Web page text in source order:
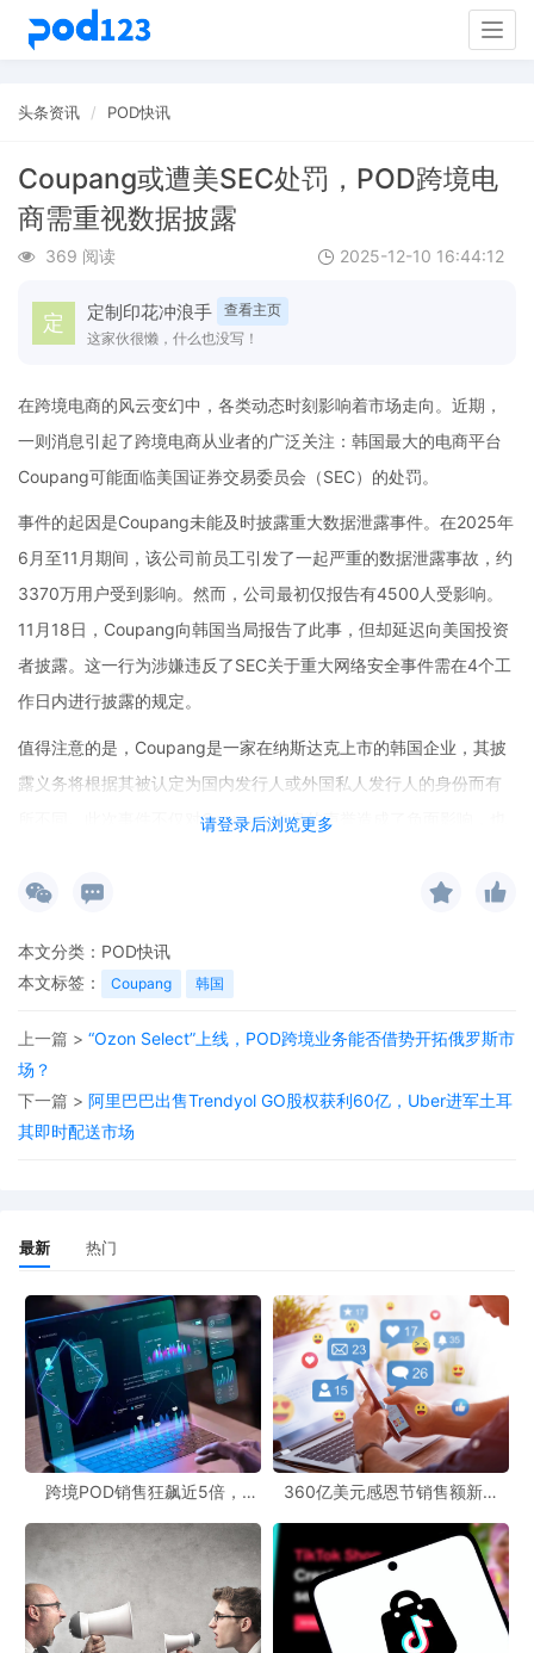
头条资讯 POD快讯
Coupang或遭美SEC处罚，POD跨境电
商需重视数据披露
369 阅读 2025-12-10 16:44:12
定制印花冲浪手
查看主页
这家伙很懒，什么也没写！
请登录后浏览更多
在跨境电商的风云变幻中，各类动态时刻影响着市场走向。近期，
一则消息引起了跨境电商从业者的广泛关注：韩国最大的电商平台
Coupang可能面临美国证券交易委员会（SEC）的处罚。
事件的起因是Coupang未能及时披露重大数据泄露事件。在2025年
6月至11月期间，该公司前员工引发了一起严重的数据泄露事故，约
3370万用户受到影响。然而，公司最初仅报告有4500人受影响。
11月18日，Coupang向韩国当局报告了此事，但却延迟向美国投资
者披露。这一行为涉嫌违反了SEC关于重大网络安全事件需在4个工
作日内进行披露的规定。
值得注意的是，Coupang是一家在纳斯达克上市的韩国企业，其披
露义务将根据其被认定为国内发行人或外国私人发行人的身份而有
所不同。此次事件不仅对Coupang自身的声誉造成了负面影响，也
对于POD（Print-on-Demand，按需印刷）资源网站和POD电商平
大环境下，数据安全和信息披露的合规性至关重要。POD资源网站
及时准确披露，以避免类似的风险。
从跨境市场前景来看，虽然此次事件给Coupang带来了挑战，但跨
境电商市场依然具有巨大的发展潜力。随着全球消费者对个性化商
本文分类： POD快讯
本文标签：
Coupang 韩国
上一篇 > “Ozon Select”上线，POD跨境业务能否借势开拓俄罗斯市
场？
下一篇 > 阿里巴巴出售Trendyol GO股权获利60亿，Uber进军土耳
其即时配送市场
最新 热门
跨境POD销售狂飙近5倍，
360亿美元感恩节销售额新纪
新风潮！